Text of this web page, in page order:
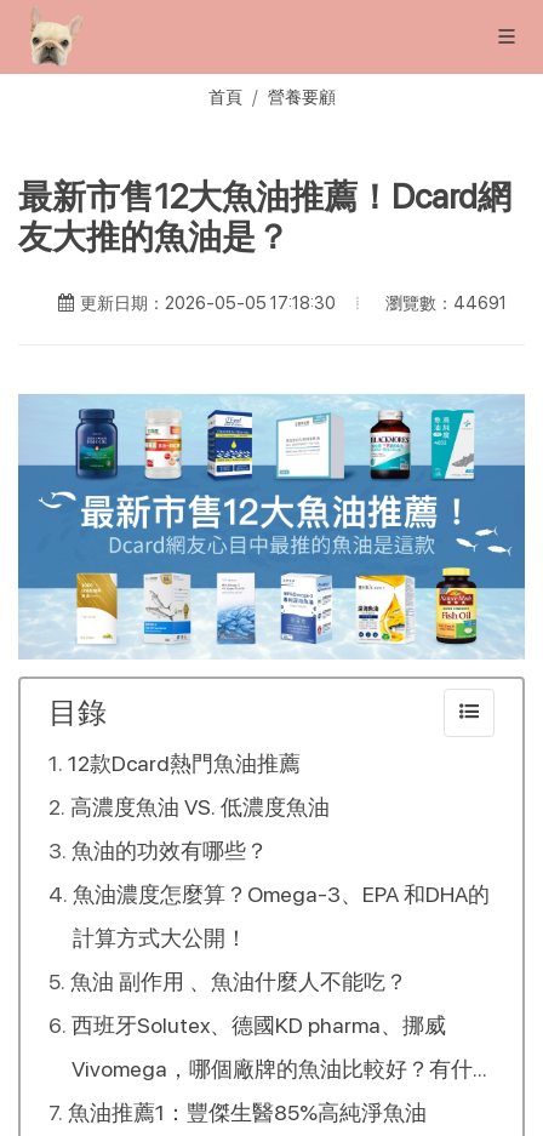
首頁 營養要顧
最新市售12大魚油推薦！Dcard網
友大推的魚油是？
更新日期：2026-05-05 17:18:30 瀏覽數：44691
目錄
12款Dcard熱門魚油推薦
高濃度魚油 VS. 低濃度魚油
魚油的功效有哪些？
魚油濃度怎麼算？Omega-3、EPA 和DHA的
計算方式大公開！
魚油 副作用 、魚油什麼人不能吃？
西班牙Solutex、德國KD pharma、挪威
Vivomega，哪個廠牌的魚油比較好？有什麼
特色？
魚油推薦1：豐傑生醫85%高純淨魚油